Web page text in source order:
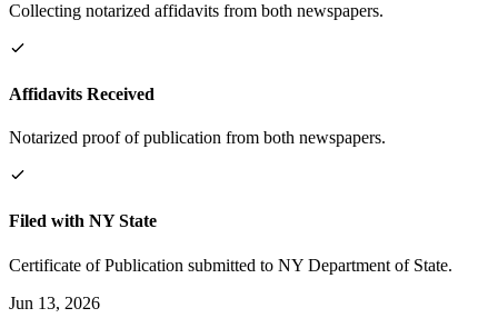
Collecting notarized affidavits from both newspapers.
Affidavits Received
Notarized proof of publication from both newspapers.
Filed with NY State
Certificate of Publication submitted to NY Department of State.
Jun 13, 2026